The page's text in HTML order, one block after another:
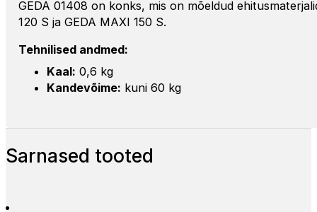
GEDA 01408 on konks, mis on mõeldud
120 S ja GEDA MAXI 150 S.
Tehnilised andmed:
Kaal: 0,6 kg
Kandevõime: kuni 60 kg
Sarnased tooted